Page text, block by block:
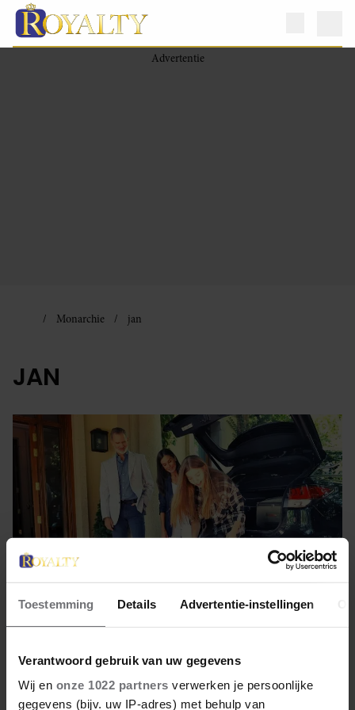
Toestemming Details Advertentie-instellingen
Verantwoord gebruik van uw gegevens
Wij en onze 1022 partners verwerken je persoonlijke
gegevens (bijv. uw IP-adres) met behulp van
Monarchie jan
JAN
5 oktober 2023
DRAMA VOOR PRINSES SOFIA